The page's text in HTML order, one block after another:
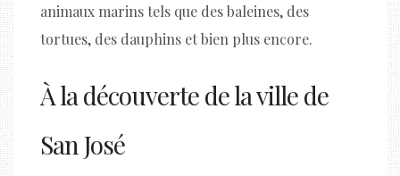
animaux marins tels que des baleines, des
tortues, des dauphins et bien plus encore.
À la découverte de la ville de
San José